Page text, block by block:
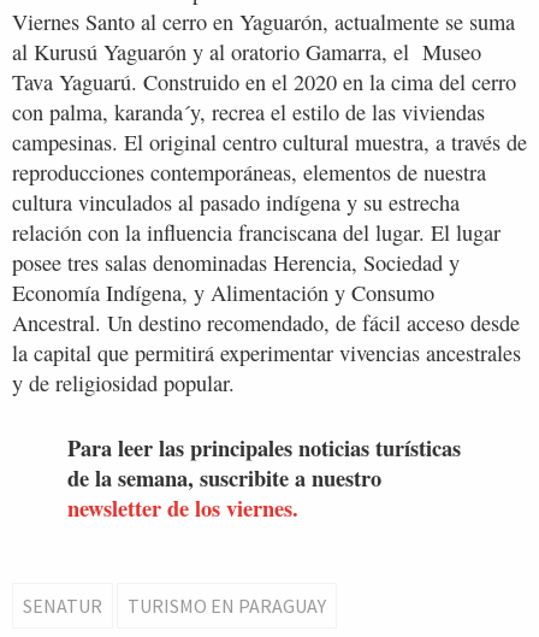
Viernes Santo al cerro en Yaguarón, actualmente se suma
al Kurusú Yaguarón y al oratorio Gamarra, el Museo
Tava Yaguarú. Construido en el 2020 en la cima del cerro
con palma, karanda´y, recrea el estilo de las viviendas
campesinas. El original centro cultural muestra, a través de
reproducciones contemporáneas, elementos de nuestra
cultura vinculados al pasado indígena y su estrecha
relación con la influencia franciscana del lugar. El lugar
posee tres salas denominadas Herencia, Sociedad y
Economía Indígena, y Alimentación y Consumo
Ancestral. Un destino recomendado, de fácil acceso desde
la capital que permitirá experimentar vivencias ancestrales
y de religiosidad popular.
Para leer las principales noticias turísticas
de la semana, suscribite a nuestro
newsletter de los viernes.
SENATUR TURISMO EN PARAGUAY